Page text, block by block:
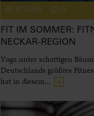
01.07.2026 0
FIT IM SOMMER:
NECKAR-REGION
Yoga unter schattigen
Deutschlands größtes
hat in diesem...